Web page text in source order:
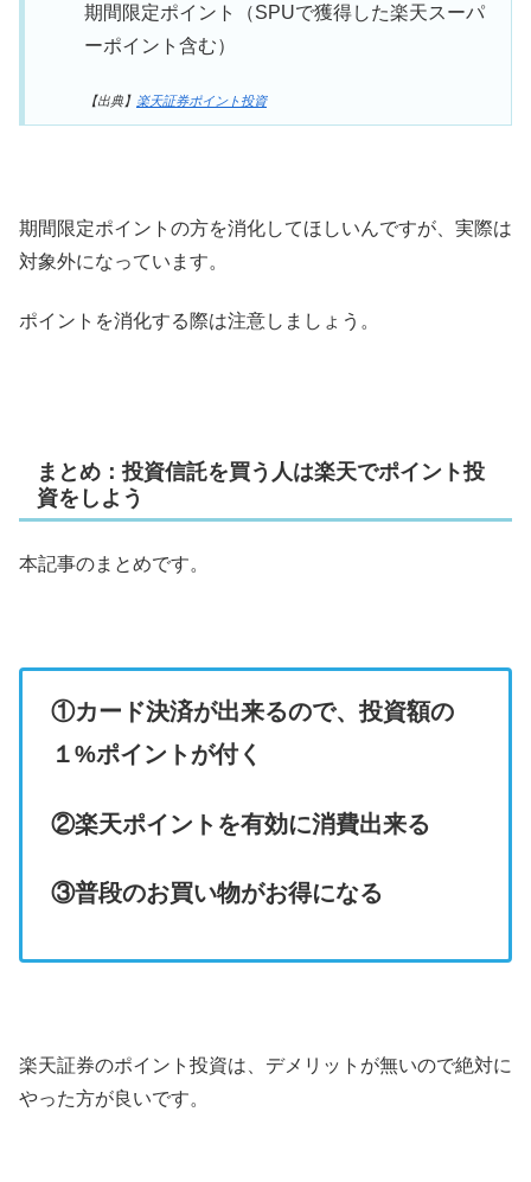
期間限定ポイント（SPUで獲得した楽天スーパ
ーポイント含む）
【出典】 楽天証券ポイント投資
期間限定ポイントの方を消化してほしいんですが、実際は
対象外になっています。
ポイントを消化する際は注意しましょう。
まとめ：投資信託を買う人は楽天でポイント投
資をしよう
本記事のまとめです。
①カード決済が出来るので、投資額の
１%ポイントが付く
②楽天ポイントを有効に消費出来る
③普段のお買い物がお得になる
楽天証券のポイント投資は、デメリットが無いので絶対に
やった方が良いです。